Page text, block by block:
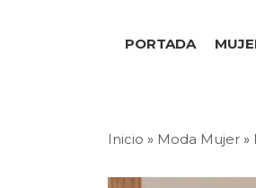
PORTADA
Inicio » Moda Mujer »